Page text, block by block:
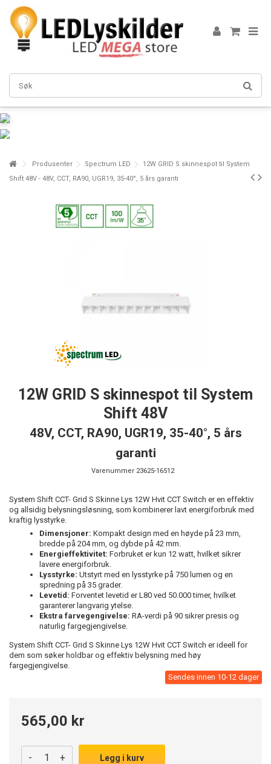
Produsenter Spectrum LED
12W GRID S skinnespot til System
Shift 48V - 48V, CCT, RA90, UGR19, 35-40°, 5 års garanti
12W GRID S skinnespot til System
Shift 48V
48V, CCT, RA90, UGR19, 35-40°, 5 års
garanti
Varenummer 23625-16512
System Shift CCT- Grid S Skinne Lys 12W Hvit CCT Switch er en effektiv
og allsidig belysningsløsning, som kombinerer lavt energiforbruk med
kraftig lysstyrke.
Dimensjoner: Kompakt design med en høyde på 23 mm,
bredde på 204 mm, og dybde på 42 mm.
Energieffektivitet: Forbruket er kun 12 watt, hvilket sikrer
lavere energiforbruk.
Lysstyrke: Utstyrt med en lysstyrke på 750 lumen og en
spredning på 35 grader.
Levetid: Forventet levetid er L80 ved 50.000 timer, hvilket
garanterer langvarig ytelse.
Ekstra farvegengivelse: RA-verdi på 90 sikrer presis og
naturlig fargegjengivelse.
System Shift CCT- Grid S Skinne Lys 12W Hvit CCT Switch er ideell for
dem som søker holdbar og effektiv belysning med høy
fargegjengivelse.
Sendes innen 10-12 dager
565,00 kr
- + Legg i kurv